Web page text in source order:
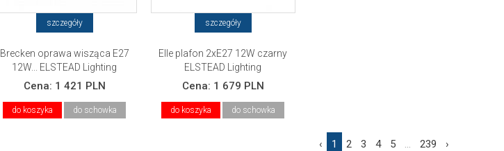
szczegóły
Brecken oprawa wisząca E27
12W... ELSTEAD Lighting
Cena: 1 421 PLN
do koszyka do schowka
szczegóły
Elle plafon 2xE27 12W czarny
ELSTEAD Lighting
Cena: 1 679 PLN
do koszyka do schowka
‹ 1 2 3 4 5 ... 239 ›